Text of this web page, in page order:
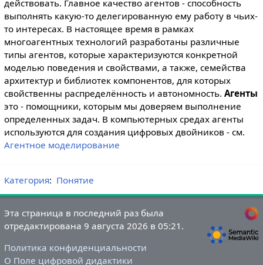
действовать. Главное качество агентов - способность
выполнять какую-то делегированную ему работу в чьих-
то интересах. В настоящее время в рамках
многоагентных технологий разработаны различные
типы агентов, которые характеризуются конкретной
моделью поведения и свойствами, а также, семейства
архитектур и библиотек компонентов, для которых
свойственны распределённость и автономность. Агенты
это - помощники, которым мы доверяем выполнение
определенных задач. В компьютерных средах агенты
используются для создания цифровых двойников - см.
Агентное моделирование
Категория: Понятие
Эта страница в последний раз была
отредактирована 9 августа 2026 в 05:21.
Политика конфиденциальности
О Поле цифровой дидактики